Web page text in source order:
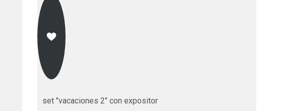
set "vacaciones 2" con expositor